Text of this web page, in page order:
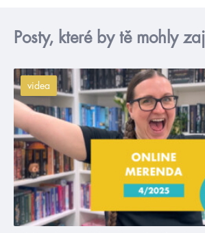
Posty, které by tě mohly
videa